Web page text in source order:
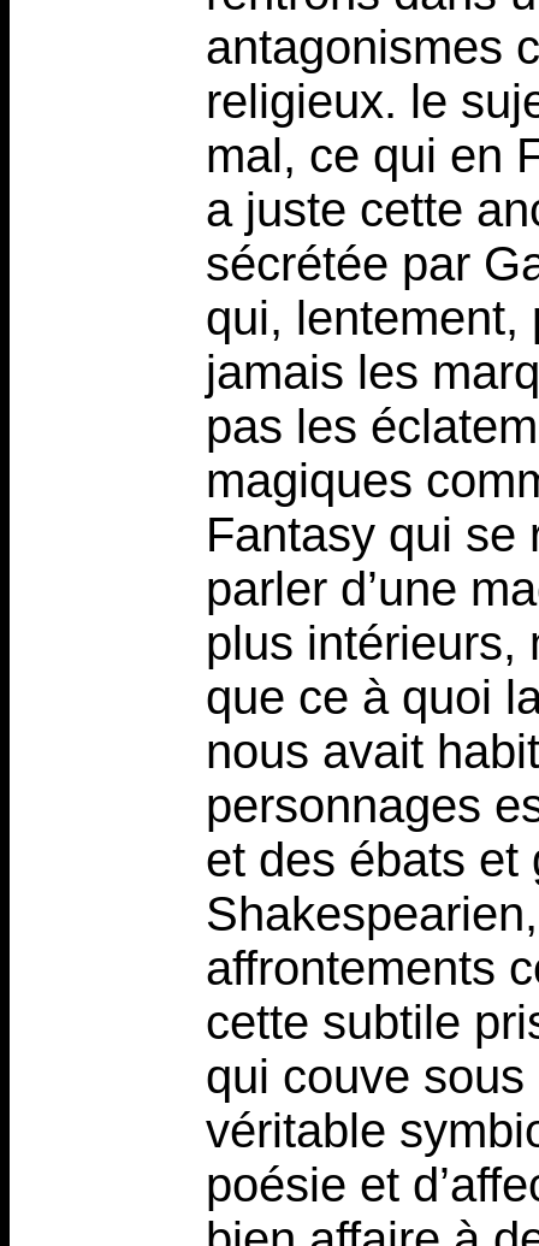
antagonismes
religieux. le
mal, ce qui en
a juste cette
sécrétée par
qui, lentement,
jamais les
pas les
magiques
Fantasy qui se
parler d’une
plus intérieurs,
que ce à quoi
nous avait
personnages
et des ébats et
affrontements
cette subtile
qui couve
véritable
poésie et